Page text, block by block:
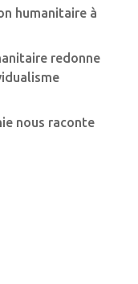
humanitaire à
redonne
nous raconte